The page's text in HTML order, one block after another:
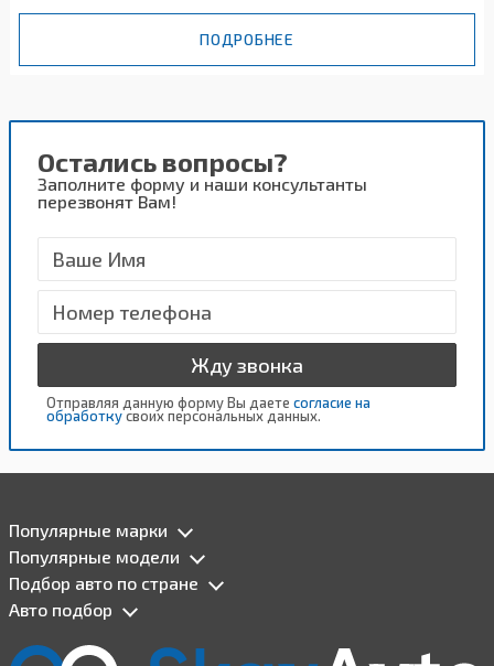
ПОДРОБНЕЕ
Остались вопросы?
Заполните форму и наши консультанты
перезвонят Вам!
Жду звонка
Отправляя данную форму Вы даете согласие на
обработкусвоих персональных данных.
Популярные марки
Популярные модели
Подбор авто по стране
Авто подбор